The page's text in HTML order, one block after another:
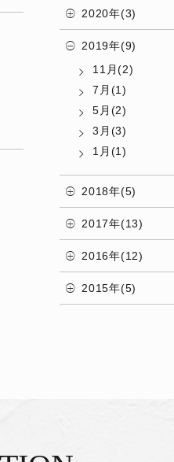
2020年(3)
2019年(9)
11月(2)
7月(1)
5月(2)
3月(3)
1月(1)
2018年(5)
2017年(13)
2016年(12)
2015年(5)